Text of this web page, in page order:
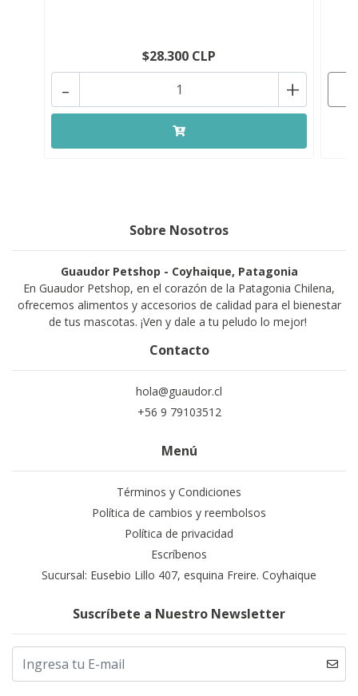
$28.300 CLP
+
-
Sobre Nosotros
Guaudor Petshop - Coyhaique, Patagonia
En Guaudor Petshop, en el corazón de la Patagonia Chilena,
ofrecemos alimentos y accesorios de calidad para el bienestar
de tus mascotas. ¡Ven y dale a tu peludo lo mejor!
Contacto
hola@guaudor.cl
+56 9 79103512
Menú
Términos y Condiciones
Política de cambios y reembolsos
Política de privacidad
Escríbenos
Sucursal: Eusebio Lillo 407, esquina Freire. Coyhaique
Suscríbete a Nuestro Newsletter